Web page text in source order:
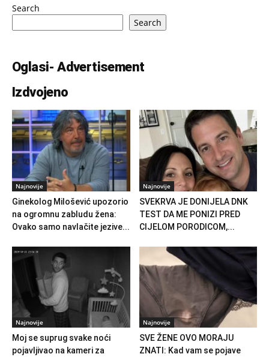
Search
Search
Oglasi- Advertisement
Izdvojeno
Najnovije
Ginekolog Milošević upozorio
na ogromnu zabludu žena:
Ovako samo navlačite jezive...
Najnovije
SVEKRVA JE DONIJELA DNK
TEST DA ME PONIZI PRED
CIJELOM PORODICOM,...
Najnovije
Moj se suprug svake noći
pojavljivao na kameri za
Najnovije
SVE ŽENE OVO MORAJU
ZNATI: Kad vam se pojave